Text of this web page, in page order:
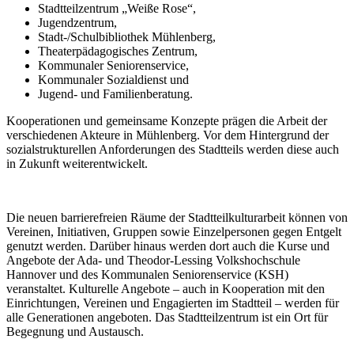
Stadtteilzentrum „Weiße Rose“,
Jugendzentrum,
Stadt-/Schulbibliothek Mühlenberg,
Theaterpädagogisches Zentrum,
Kommunaler Seniorenservice,
Kommunaler Sozialdienst und
Jugend- und Familienberatung.
Kooperationen und gemeinsame Konzepte prägen die Arbeit der
verschiedenen Akteure in Mühlenberg. Vor dem Hintergrund der
sozialstrukturellen Anforderungen des Stadtteils werden diese auch
in Zukunft weiterentwickelt.
Die neuen barrierefreien Räume der Stadtteilkulturarbeit können von
Vereinen, Initiativen, Gruppen sowie Einzelpersonen gegen Entgelt
genutzt werden. Darüber hinaus werden dort auch die Kurse und
Angebote der Ada- und Theodor-Lessing Volkshochschule
Hannover und des Kommunalen Seniorenservice (KSH)
veranstaltet. Kulturelle Angebote – auch in Kooperation mit den
Einrichtungen, Vereinen und Engagierten im Stadtteil – werden für
alle Generationen angeboten. Das Stadtteilzentrum ist ein Ort für
Begegnung und Austausch.